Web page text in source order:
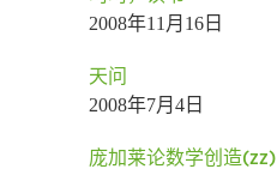
2008年11月16日
天问
2008年7月4日
庞加莱论数学创造(zz)